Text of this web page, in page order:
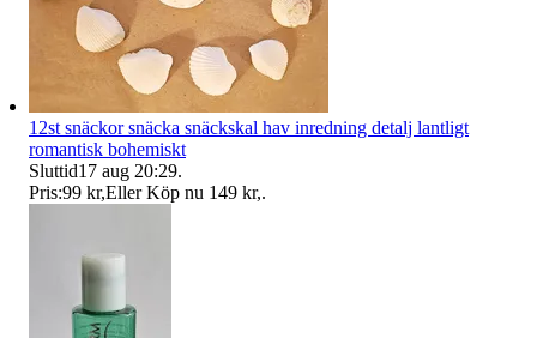
12st snäckor snäcka snäckskal hav inredning detalj lantligt
romantisk bohemiskt
Sluttid17 aug 20:29.
Pris:99 kr,Eller Köp nu 149 kr,.